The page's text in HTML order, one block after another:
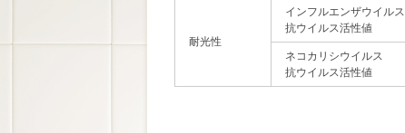
耐光性
インフルエンザウイルス
抗ウイルス活性値
ネコカリシウイルス
抗ウイルス活性値